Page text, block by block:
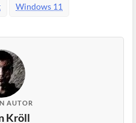
Windows 11
AUTOR
Kröll